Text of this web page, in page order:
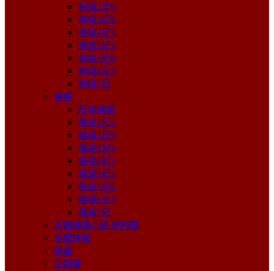
神桌2尺9
神桌3尺6
神桌4尺2
神桌5尺1
神桌5尺8
神桌6尺3
神桌7尺
佛櫥
所有佛櫥
佛桌2尺2
佛桌2尺9
佛桌3尺6
佛桌4尺2
佛桌5尺1
佛桌5尺8
佛桌6尺3
佛桌7尺
木雕佛聯心經,神明聯
木雕神像
銅器
公媽龕